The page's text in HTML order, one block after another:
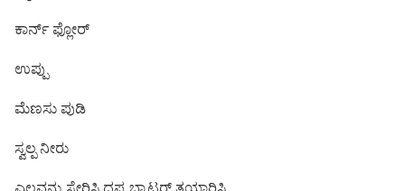
ಕಾರ್ನ್ ಫ್ಲೋರ್
ಉಪ್ಪು
ಮೆಣಸು ಪುಡಿ
ಸ್ವಲ್ಪ ನೀರು